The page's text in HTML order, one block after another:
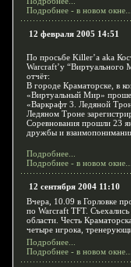
Подробнее - в новом окне...
12 февраля 2005 14:51
По просьбе Killer’a aka
Warcraft’y
отчёт:
В городе Краматорске, в
«Виртуальный Мир»
«Варкрафт 3. Ледяной
Ледяном Троне
Соревнования прошли 23
дружбы и
Подробнее...
Подробнее - в новом окне...
12 сентября 2004 11:10
Вчера, 10.09 в Горловке
по Warcraft TFT.
области. Честь
четыре игрока,
Подробнее...
Подробнее - в новом окне...